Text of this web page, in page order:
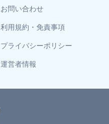
お問い合わせ
利用規約・免責事項
プライバシーポリシー
運営者情報